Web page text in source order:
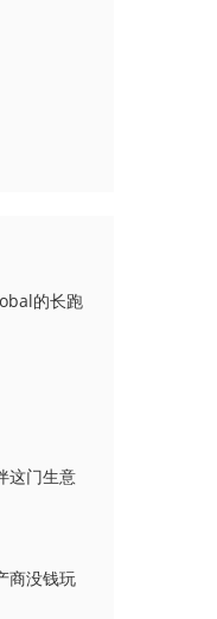
的长跑
这门生意
商没钱玩